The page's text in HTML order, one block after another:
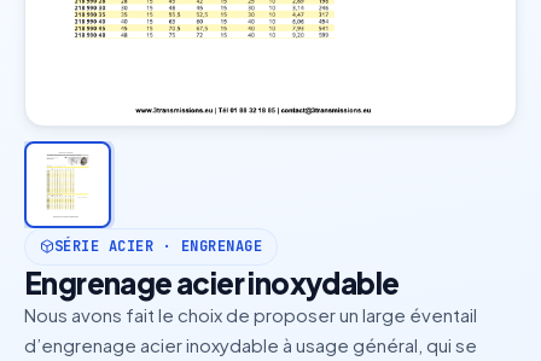
SÉRIE ACIER · ENGRENAGE
Engrenage acier inoxydable
Nous avons fait le choix de proposer un large éventail
d’engrenage acier inoxydable à usage général, qui se